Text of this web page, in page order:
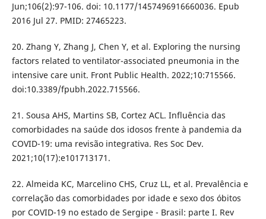
Jun;106(2):97-106. doi: 10.1177/1457496916660036. Epub
2016 Jul 27. PMID: 27465223.
20. Zhang Y, Zhang J, Chen Y, et al. Exploring the nursing
factors related to ventilator-associated pneumonia in the
intensive care unit. Front Public Health. 2022;10:715566.
doi:10.3389/fpubh.2022.715566.
21. Sousa AHS, Martins SB, Cortez ACL. Influência das
comorbidades na saúde dos idosos frente à pandemia da
COVID-19: uma revisão integrativa. Res Soc Dev.
2021;10(17):e101713171.
22. Almeida KC, Marcelino CHS, Cruz LL, et al. Prevalência e
correlação das comorbidades por idade e sexo dos óbitos
por COVID-19 no estado de Sergipe - Brasil: parte I. Rev